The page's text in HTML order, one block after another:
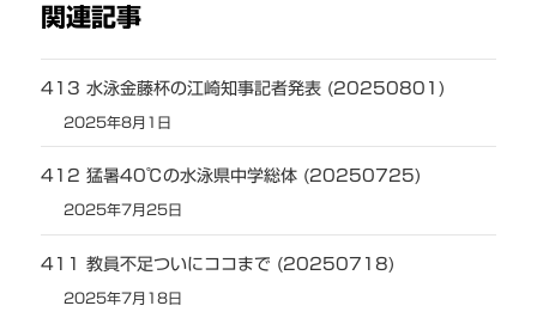
関連記事
413 水泳金藤杯の江崎知事記者発表 (20250801)
2025年8月1日
412 猛暑40℃の水泳県中学総体 (20250725)
2025年7月25日
411 教員不足ついにココまで (20250718)
2025年7月18日